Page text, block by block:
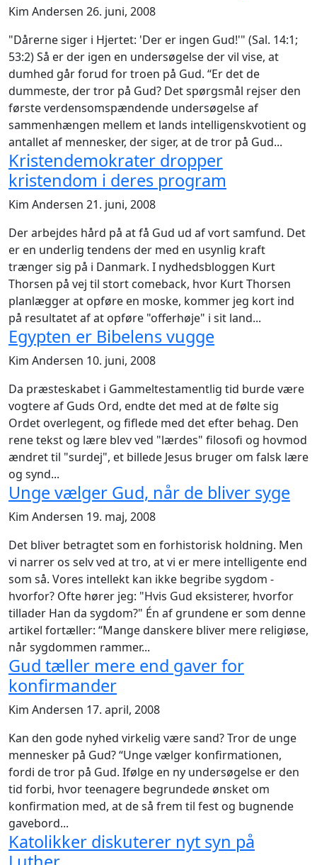
Kim Andersen 26. juni, 2008
"Dårerne siger i Hjertet: 'Der er ingen Gud!'" (Sal. 14:1;
53:2) Så er der igen en undersøgelse der vil vise, at
dumhed går forud for troen på Gud. “Er det de
dummeste, der tror på Gud? Det spørgsmål rejser den
første verdensomspændende undersøgelse af
sammenhængen mellem et lands intelligenskvotient og
antallet af mennesker, der siger, at de tror på Gud...
Kristendemokrater dropper
kristendom i deres program
Kim Andersen 21. juni, 2008
Der arbejdes hård på at få Gud ud af vort samfund. Det
er en underlig tendens der med en usynlig kraft
trænger sig på i Danmark. I nydhedsbloggen Kurt
Thorsen på vej til stort comeback, hvor Kurt Thorsen
planlægger at opføre en moske, kommer jeg kort ind
på resultatet af at opføre "offerhøje" i sit land...
Egypten er Bibelens vugge
Kim Andersen 10. juni, 2008
Da præsteskabet i Gammeltestamentlig tid burde være
vogtere af Guds Ord, endte det med at de følte sig
Ordet overlegent, og fiflede med det efter behag. Den
rene tekst og lære blev ved "lærdes" filosofi og hovmod
ændret til "surdej", et billede Jesus bruger om falsk lære
og synd...
Unge vælger Gud, når de bliver syge
Kim Andersen 19. maj, 2008
Det bliver betragtet som en forhistorisk holdning. Men
vi narrer os selv ved at tro, at vi er mere intelligente end
som så. Vores intellekt kan ikke begribe sygdom -
hvorfor? Ofte hører jeg: "Hvis Gud eksisterer, hvorfor
tillader Han da sygdom?" Én af grundene er som denne
artikel fortæller: “Mange danskere bliver mere religiøse,
når sygdommen rammer...
Gud tæller mere end gaver for
konfirmander
Kim Andersen 17. april, 2008
Kan den gode nyhed virkelig være sand? Tror de unge
mennesker på Gud? “Unge vælger konfirmationen,
fordi de tror på Gud. Ifølge en ny undersøgelse er den
tid forbi, hvor teenagere begrundede ønsket om
konfirmation med, at de så frem til fest og bugnende
gavebord...
Katolikker diskuterer nyt syn på